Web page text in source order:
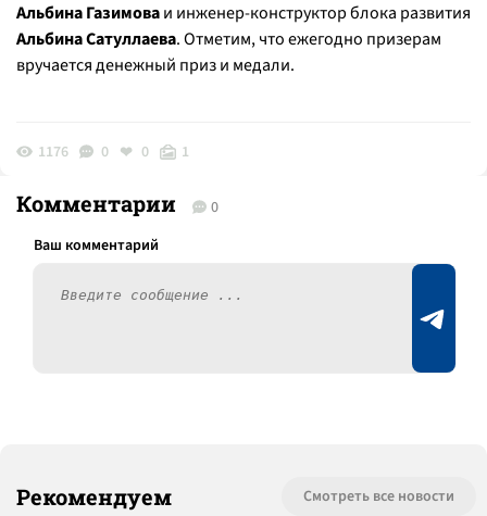
Альбина Газимоваи инженер-конструктор блока развития
Альбина Сатуллаева. Отметим, что ежегодно призерам
вручается денежный приз и медали.
1176 0 0 1
Комментарии 0
Рекомендуем Смотреть все новости